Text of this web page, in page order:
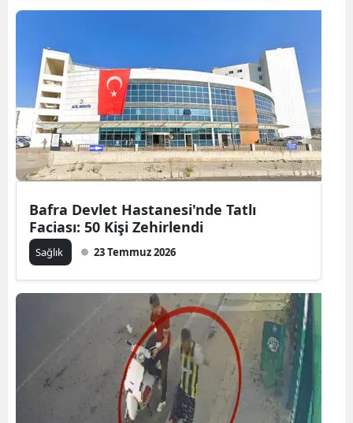
Bafra Devlet Hastanesi'nde Tatlı
Faciası: 50 Kişi Zehirlendi
Sağlık 23 Temmuz 2026